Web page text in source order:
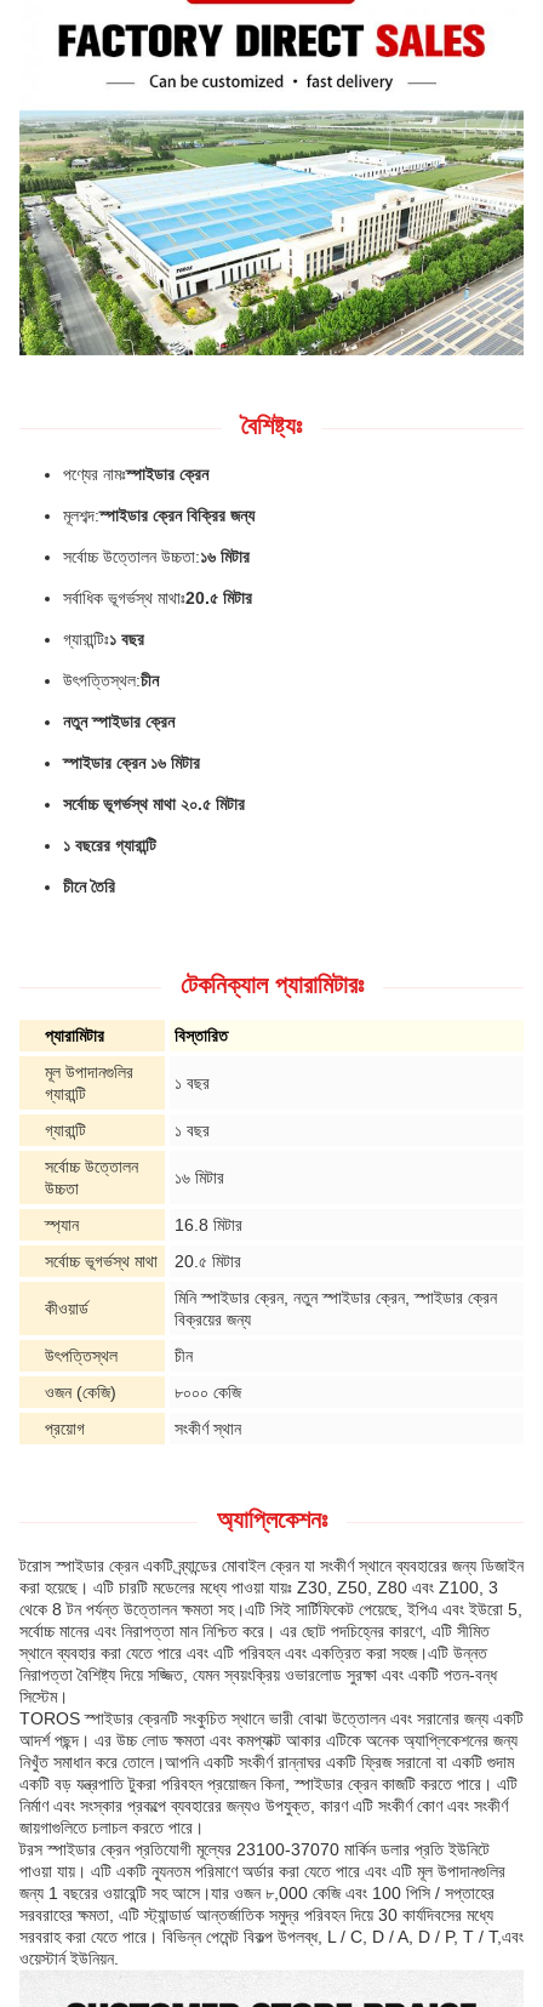
বৈশিষ্ট্যঃ
পণ্যের নামঃস্পাইডার ক্রেন
মূলশব্দ:স্পাইডার ক্রেন বিক্রির জন্য
সর্বোচ্চ উত্তোলন উচ্চতা:১৬ মিটার
সর্বাধিক ভূগর্ভস্থ মাথাঃ20.৫ মিটার
গ্যারান্টিঃ১ বছর
উৎপত্তিস্থল:চীন
নতুন স্পাইডার ক্রেন
স্পাইডার ক্রেন ১৬ মিটার
সর্বোচ্চ ভূগর্ভস্থ মাথা ২০.৫ মিটার
১ বছরের গ্যারান্টি
চীনে তৈরি
টেকনিক্যাল প্যারামিটারঃ
প্যারামিটার
বিস্তারিত
মূল উপাদানগুলির
গ্যারান্টি
১ বছর
গ্যারান্টি
১ বছর
সর্বোচ্চ উত্তোলন
উচ্চতা
১৬ মিটার
স্প্যান
16.8 মিটার
সর্বোচ্চ ভূগর্ভস্থ মাথা
20.৫ মিটার
কীওয়ার্ড
মিনি স্পাইডার ক্রেন, নতুন স্পাইডার ক্রেন, স্পাইডার ক্রেন
বিক্রয়ের জন্য
উৎপত্তিস্থল
চীন
ওজন (কেজি)
৮০০০ কেজি
প্রয়োগ
সংকীর্ণ স্থান
অ্যাপ্লিকেশনঃ
টরোস স্পাইডার ক্রেন একটি ব্র্যান্ডের মোবাইল ক্রেন যা সংকীর্ণ স্থানে ব্যবহারের জন্য ডিজাইন
করা হয়েছে। এটি চারটি মডেলের মধ্যে পাওয়া যায়ঃ Z30, Z50, Z80 এবং Z100, 3
থেকে 8 টন পর্যন্ত উত্তোলন ক্ষমতা সহ।এটি সিই সার্টিফিকেট পেয়েছে, ইপিএ এবং ইউরো 5,
সর্বোচ্চ মানের এবং নিরাপত্তা মান নিশ্চিত করে। এর ছোট পদচিহ্নের কারণে, এটি সীমিত
স্থানে ব্যবহার করা যেতে পারে এবং এটি পরিবহন এবং একত্রিত করা সহজ।এটি উন্নত
নিরাপত্তা বৈশিষ্ট্য দিয়ে সজ্জিত, যেমন স্বয়ংক্রিয় ওভারলোড সুরক্ষা এবং একটি পতন-বন্ধ
সিস্টেম।
TOROS স্পাইডার ক্রেনটি সংকুচিত স্থানে ভারী বোঝা উত্তোলন এবং সরানোর জন্য একটি
আদর্শ পছন্দ। এর উচ্চ লোড ক্ষমতা এবং কমপ্যাক্ট আকার এটিকে অনেক অ্যাপ্লিকেশনের জন্য
নিখুঁত সমাধান করে তোলে।আপনি একটি সংকীর্ণ রান্নাঘর একটি ফ্রিজ সরানো বা একটি গুদাম
একটি বড় যন্ত্রপাতি টুকরা পরিবহন প্রয়োজন কিনা, স্পাইডার ক্রেন কাজটি করতে পারে। এটি
নির্মাণ এবং সংস্কার প্রকল্পে ব্যবহারের জন্যও উপযুক্ত, কারণ এটি সংকীর্ণ কোণ এবং সংকীর্ণ
জায়গাগুলিতে চলাচল করতে পারে।
টরস স্পাইডার ক্রেন প্রতিযোগী মূল্যের 23100-37070 মার্কিন ডলার প্রতি ইউনিটে
পাওয়া যায়। এটি একটি ন্যূনতম পরিমাণে অর্ডার করা যেতে পারে এবং এটি মূল উপাদানগুলির
জন্য 1 বছরের ওয়ারেন্টি সহ আসে।যার ওজন ৮,000 কেজি এবং 100 পিসি / সপ্তাহের
সরবরাহের ক্ষমতা, এটি স্ট্যান্ডার্ড আন্তর্জাতিক সমুদ্র পরিবহন দিয়ে 30 কার্যদিবসের মধ্যে
সরবরাহ করা যেতে পারে। বিভিন্ন পেমেন্ট বিকল্প উপলব্ধ, L / C, D / A, D / P, T / T,এবং
ওয়েস্টার্ন ইউনিয়ন.